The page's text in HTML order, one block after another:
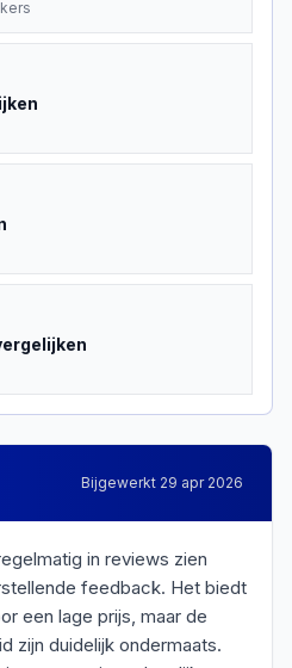
Bijgewerkt 29 apr 2026
in reviews zien
feedback. Het biedt
een lage prijs, maar de
zijn duidelijk ondermaats.